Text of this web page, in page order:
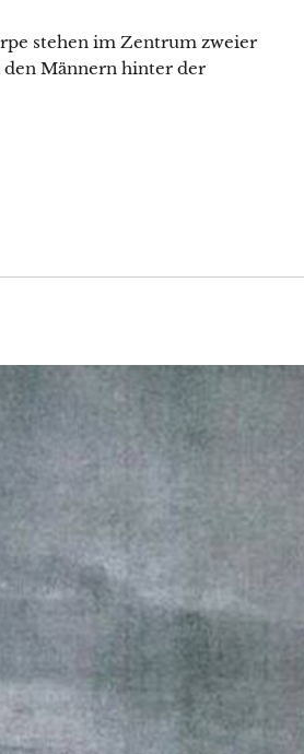
stehen im Zentrum zweier
Männern hinter der